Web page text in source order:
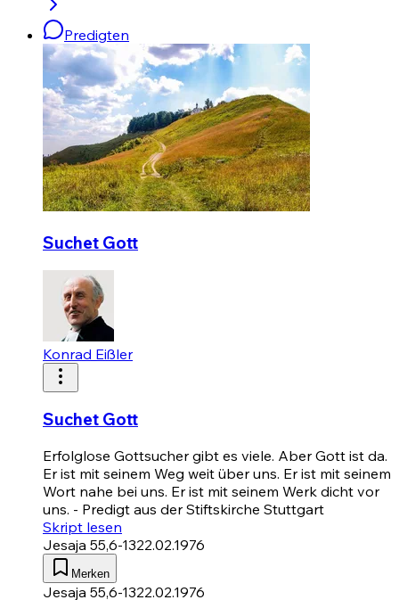
Predigten
Suchet Gott
Konrad Eißler
Suchet Gott
Erfolglose Gottsucher gibt es viele. Aber Gott ist da.
Er ist mit seinem Weg weit über uns. Er ist mit seinem
Wort nahe bei uns. Er ist mit seinem Werk dicht vor
uns. - Predigt aus der Stiftskirche Stuttgart
Skript lesen
Jesaja 55,6-1322.02.1976
Merken
Jesaja 55,6-1322.02.1976